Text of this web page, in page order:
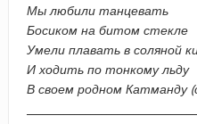
Мы любили танцевать
Босиком на битом стекле
Умели плавать в соляной
И ходить по тонкому льду
В своем родном Катманду